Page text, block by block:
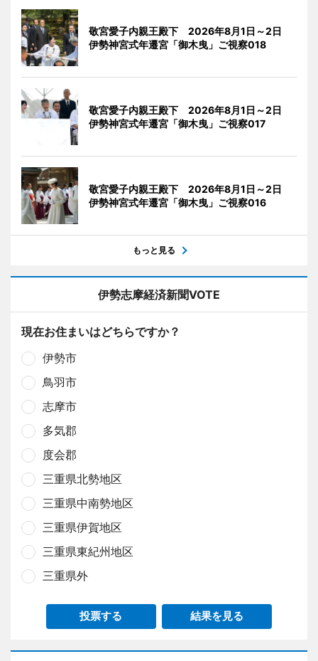
敬宮愛子内親王殿下 2026年8月1日～2日
伊勢神宮式年遷宮「御木曳」ご視察018
敬宮愛子内親王殿下 2026年8月1日～2日
伊勢神宮式年遷宮「御木曳」ご視察017
敬宮愛子内親王殿下 2026年8月1日～2日
伊勢神宮式年遷宮「御木曳」ご視察016
もっと見る
伊勢志摩経済新聞VOTE
現在お住まいはどちらですか？
伊勢市
鳥羽市
志摩市
多気郡
度会郡
三重県北勢地区
三重県中南勢地区
三重県伊賀地区
三重県東紀州地区
三重県外
投票する 結果を見る